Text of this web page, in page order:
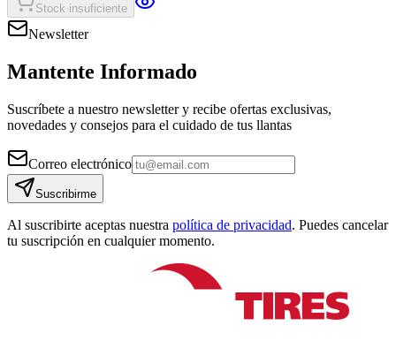
Stock insuficiente
Newsletter
Mantente Informado
Suscríbete a nuestro newsletter y recibe ofertas exclusivas,
novedades y consejos para el cuidado de tus llantas
Correo electrónico
Suscribirme
Al suscribirte aceptas nuestra política de privacidad. Puedes cancelar
tu suscripción en cualquier momento.